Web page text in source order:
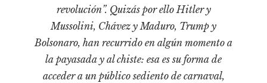
Historia material de los libros
Lagunas mentales
revolución”. Quizás por ello Hitler y
Mussolini, Chávez y Maduro, Trump y
Bolsonaro, han recurrido en algún momento a
la payasada y al chiste: esa es su forma de
acceder a un público sediento de carnaval,